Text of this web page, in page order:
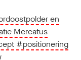
en
Mercatus
#positionering